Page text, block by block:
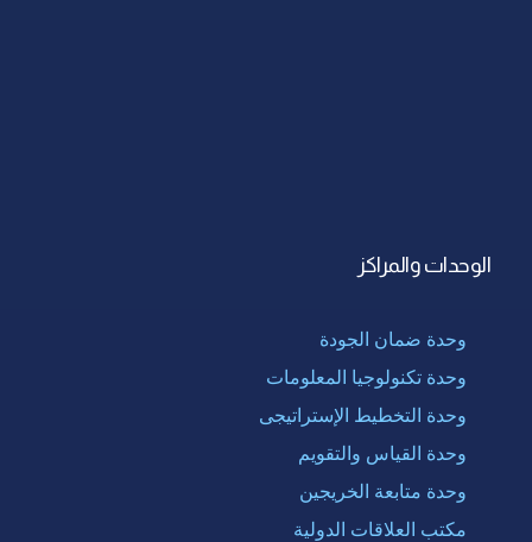
الوحدات والمراكز
وحدة ضمان الجودة
وحدة تكنولوجيا المعلومات
وحدة التخطيط الإستراتيجى
وحدة القياس والتقويم
وحدة متابعة الخريجين
مكتب العلاقات الدولية